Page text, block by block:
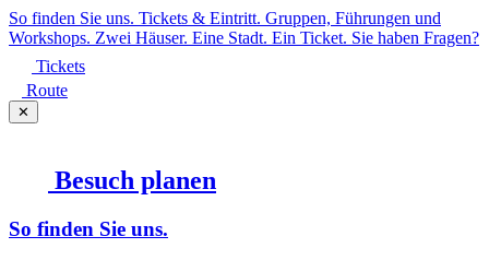
So finden Sie uns. Tickets & Eintritt. Gruppen, Führungen und
Workshops. Zwei Häuser. Eine Stadt. Ein Ticket. Sie haben Fragen?
Tickets
Route
✕
Besuch planen
So finden Sie uns.